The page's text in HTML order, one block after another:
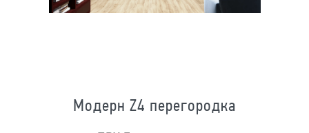
Модерн Z4 перегородка